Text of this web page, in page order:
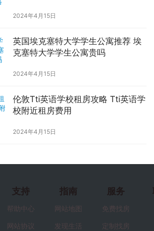
2024年4月15日
英国埃克塞特大学学生公寓推荐 埃
克塞特大学学生公寓贵吗
2024年4月15日
伦敦Tti英语学校租房攻略 Tti英语学
校附近租房费用
2024年4月15日
支持
帮助中心
网站协议
指南
网站地图
发现生活
服务
免费找房
定制找房